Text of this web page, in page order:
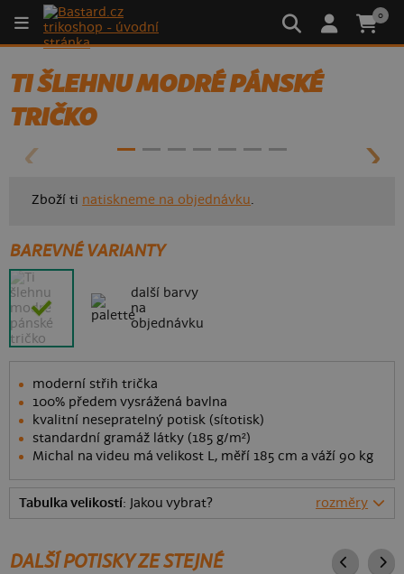
0
TI ŠLEHNU MODRÉ PÁNSKÉ
TRIČKO
- 31%
Zboží ti natiskneme na objednávku.
BAREVNÉ VARIANTY
další barvy
na
objednávku
moderní střih trička
100% předem vysrážená bavlna
kvalitní nesepratelný potisk (sítotisk)
standardní gramáž látky (185 g/m²)
Michal na videu má velikost L, měří 185 cm a váží 90 kg
Tabulka velikostí: Jakou vybrat? rozměry
DALŠÍ POTISKY ZE STEJNÉ